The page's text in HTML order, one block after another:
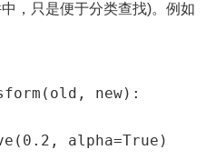
，只是便于分类查找)。例如
new):
alpha=True)